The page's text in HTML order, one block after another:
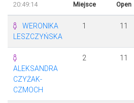
20:49:14
Miejsce
Open
WERONIKA
LESZCZYŃSKA
1 11
ALEKSANDRA
CZYŻAK-
CZMOCH
2 11